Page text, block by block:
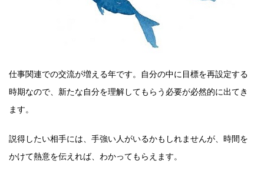
仕事関連での交流が増える年です。自分の中に目標を再設定する
時期なので、新たな自分を理解してもらう必要が必然的に出てき
ます。
説得したい相手には、手強い人がいるかもしれませんが、時間を
かけて熱意を伝えれば、わかってもらえます。